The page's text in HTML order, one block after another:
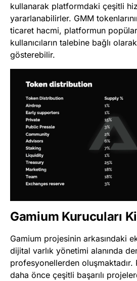
kullanarak platformdaki çeşitli
yararlanabilirler. GMM
ticaret hacmi, platformun
kullanıcıların talebine bağlı
gösterebilir.
Gamium Kurucuları
Gamium projesinin arkasındaki
dijital varlık yönetimi alanında
profesyonellerden oluşmaktadır.
daha önce çeşitli başarılı